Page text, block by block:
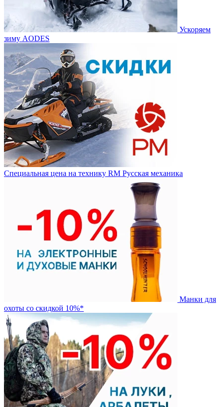
Ускоряем
зиму AODES
Специальная цена на технику RM Русская механика
Манки для
охоты со скидкой 10%*